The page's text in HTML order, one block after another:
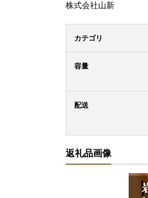
株式会社山新
カテゴリ
容量
配送
返礼品画像